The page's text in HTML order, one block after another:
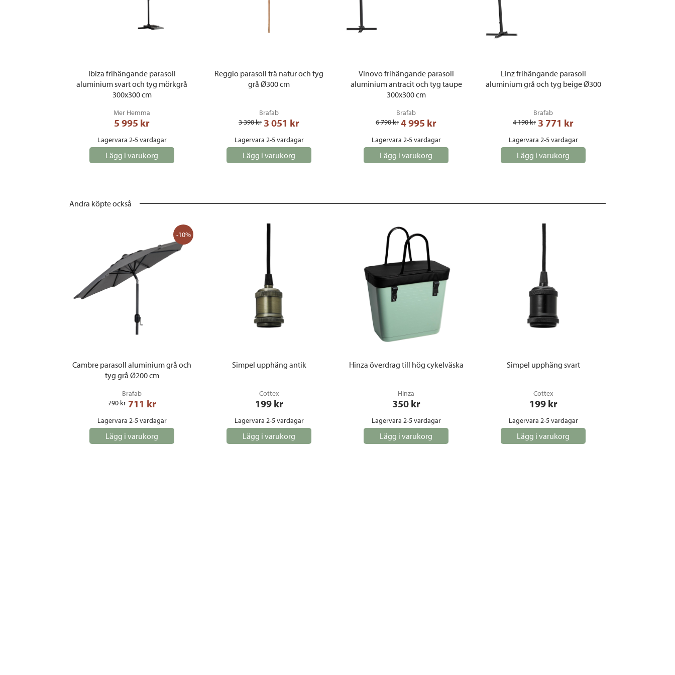
Ibiza frihängande parasoll
aluminium svart och tyg mörkgrå
300x300 cm
Mer Hemma
5 995 kr
Lagervara 2-5 vardagar
Lägg i varukorg
Reggio parasoll trä natur och tyg
grå Ø300 cm
Brafab
3 390 kr 3 051 kr
Lagervara 2-5 vardagar
Lägg i varukorg
Vinovo frihängande parasoll
aluminium antracit och tyg taupe
300x300 cm
Brafab
6 790 kr 4 995 kr
Lagervara 2-5 vardagar
Lägg i varukorg
Linz frihängande parasoll
aluminium grå och tyg beige Ø300
Brafab
4 190 kr 3 771 kr
Lagervara 2-5 vardagar
Lägg i varukorg
Andra köpte också
-10%
Cambre parasoll aluminium grå och
tyg grå Ø200 cm
Brafab
790 kr 711 kr
Lagervara 2-5 vardagar
Lägg i varukorg
Simpel upphäng antik
Cottex
199 kr
Lagervara 2-5 vardagar
Lägg i varukorg
Hinza överdrag till hög cykelväska
Hinza
350 kr
Lagervara 2-5 vardagar
Lägg i varukorg
Simpel upphäng svart
Cottex
199 kr
Lagervara 2-5 vardagar
Lägg i varukorg